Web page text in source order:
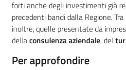
forti anche degli investimenti già
precedenti bandi dalla Regione.
inoltre, quelle presentate da
dellaconsulenza aziendale, del
Per approfondire